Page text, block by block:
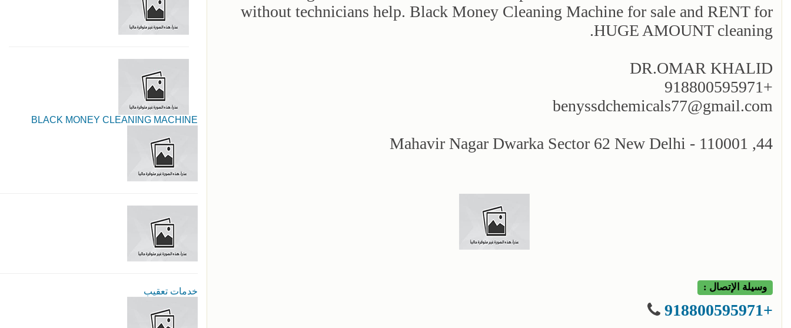
without technicians help. Black Money Cleaning Machine for sale and RENT for
HUGE AMOUNT cleaning.
DR.OMAR KHALID
+918800595971
benyssdchemicals77@gmail.com
44, Mahavir Nagar Dwarka Sector 62 New Delhi - 110001
وسيلة الإتصال :
+918800595971
BLACK MONEY CLEANING MACHINE
خدمات تعقيب